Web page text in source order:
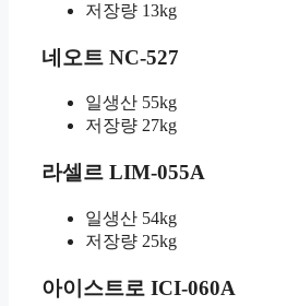
저장량 13kg
네오트 NC-527
일생산 55kg
저장량 27kg
라셀르 LIM-055A
일생산 54kg
저장량 25kg
아이스트로 ICI-060A